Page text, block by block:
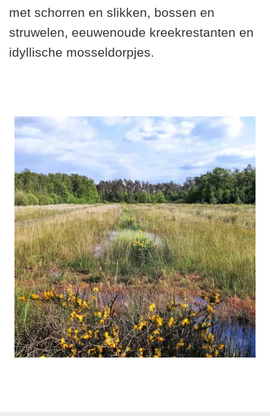
met schorren en slikken, bossen en
struwelen, eeuwenoude kreekrestanten en
idyllische mosseldorpjes.